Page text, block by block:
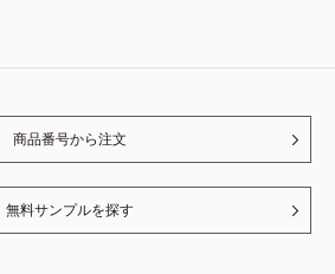
商品番号から注文
無料サンプルを探す